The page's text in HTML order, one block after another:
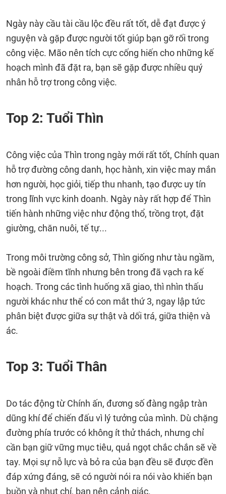
Ngày này cầu tài cầu lộc đều rất tốt, dễ đạt được ý
nguyện và gặp được người tốt giúp bạn gỡ rối trong
công việc. Mão nên tích cực cống hiến cho những kế
hoạch mình đã đặt ra, bạn sẽ gặp được nhiều quý
nhân hỗ trợ trong công việc.
Top 2: Tuổi Thìn
Công việc của Thìn trong ngày mới rất tốt, Chính quan
hỗ trợ đường công danh, học hành, xin việc may mắn
hơn người, học giỏi, tiếp thu nhanh, tạo được uy tín
trong lĩnh vực kinh doanh. Ngày này rất hợp để Thìn
tiến hành những việc như động thổ, trồng trọt, đặt
giường, chăn nuôi, tế tự...
Trong môi trường công sở, Thìn giống như tàu ngầm,
bề ngoài điềm tĩnh nhưng bên trong đã vạch ra kế
hoạch. Trong các tình huống xã giao, thì nhìn thấu
người khác như thể có con mắt thứ 3, ngay lập tức
phân biệt được giữa sự thật và dối trá, giữa thiện và
ác.
Top 3: Tuổi Thân
Do tác động từ Chính ấn, đương số đàng ngập tràn
dũng khí để chiến đấu vì lý tưởng của mình. Dù chặng
đường phía trước có không ít thử thách, nhưng chỉ
cần bạn giữ vững mục tiêu, quả ngọt chắc chắn sẽ về
tay. Mọi sự nỗ lực và bỏ ra của bạn đều sẽ được đền
đáp xứng đáng, sẽ có người nói ra nói vào khiến bạn
buồn và nhụt chí, bạn nên cảnh giác.